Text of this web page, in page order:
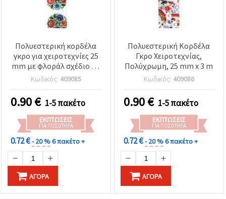
Πολυεστερική κορδέλα
γκρο για χειροτεχνίες 25
mm με φλοράλ σχέδιο - 3
μέτρα
Κωδικός: 409085
0.90€ 1-5 πακέτο
ΕΚΠΤΏΣΕΙΣ
ΓΙΑ ΠΟΣΌΤΗΤΑ
0.72 €- 20 %6 πακέτο +
ΑΓΟΡΆ
Πολυεστερική Κορδέλα
Γκρο Χειροτεχνίας,
Πολύχρωμη, 25 mm x 3 m
Κωδικός: 409086
0.90€ 1-5 πακέτο
ΕΚΠΤΏΣΕΙΣ
ΓΙΑ ΠΟΣΌΤΗΤΑ
0.72 €- 20 %6 πακέτο +
ΑΓΟΡΆ